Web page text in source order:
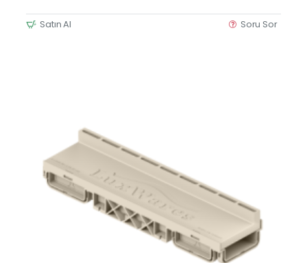
Satın Al Soru Sor